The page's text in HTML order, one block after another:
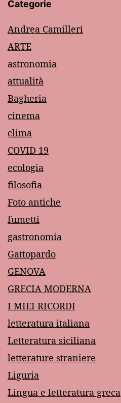
Categorie
Andrea Camilleri
ARTE
astronomia
attualità
Bagheria
cinema
clima
COVID 19
ecologia
filosofia
Foto antiche
fumetti
gastronomia
Gattopardo
GENOVA
GRECIA MODERNA
I MIEI RICORDI
letteratura italiana
Letteratura siciliana
letterature straniere
Liguria
Lingua e letteratura greca